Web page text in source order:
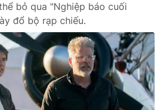
lai
bỏ qua "Nghiệp báo cuối
đổ bộ rạp chiếu.